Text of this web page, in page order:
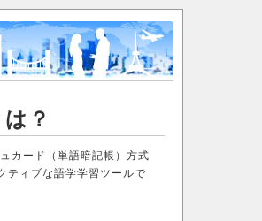
？
カード（単語暗記帳）方式
ティブな語学学習ツールで